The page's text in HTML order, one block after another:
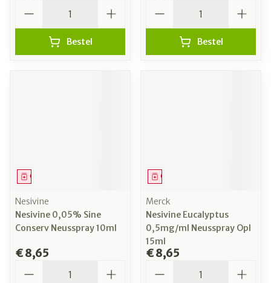
Bestel Bestel
Geneesmiddel
Nesivine
Nesivine 0,05% Sine
Conserv Neusspray 10ml
€ 8,65
Geneesmiddel
Merck
Nesivine Eucalyptus
0,5mg/ml Neusspray Opl
15ml
€ 8,65